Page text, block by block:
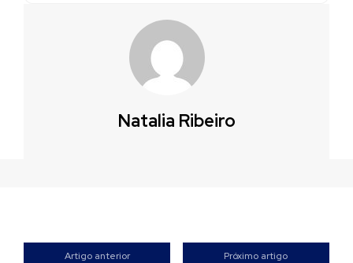
Natalia Ribeiro
Artigo anterior Próximo artigo